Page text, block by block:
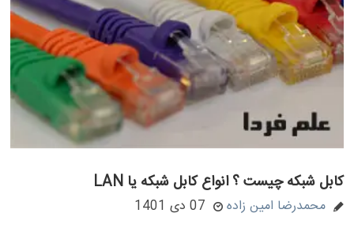
کابل شبکه چیست ؟ انواع کابل شبکه یا LAN
محمدرضا امین زاده 07 دی 1401